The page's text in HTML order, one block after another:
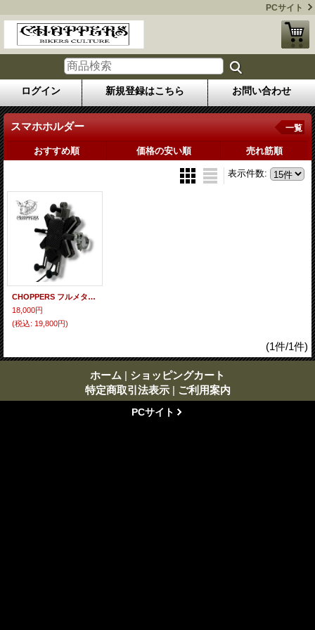
PCサイト
ログイン 新規登録はこちら お問い合わせ
スマホホルダー 一覧
おすすめ順 価格の安い順 売れ筋順
表示件数:
CHOPPERS フルメタル マグネットダンパー スマホホルダー 【マグソーバー】 （シルバー/ブラック）
18,000円
(税込: 19,800円)
(1件/1件)
ホーム | ショッピングカート
特定商取引法表示 | ご利用案内
PCサイト